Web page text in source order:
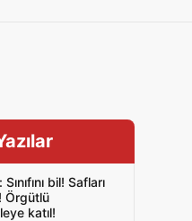
bil! Safları
Örgütlü
katıl!